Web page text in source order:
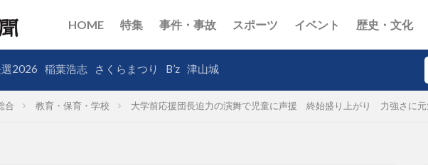
HOME 特集 事件・事故 スポーツ イベント 歴史・文化
2026 稲葉浩志 さくらまつり B’z 津山城
合 教育・保育・学校 大学前応援団長迫力の演舞で児童に声援 終始盛り上がり 力強さに元